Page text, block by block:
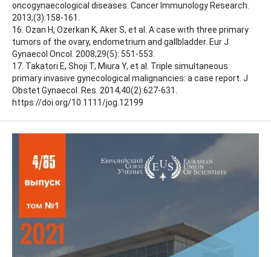
oncogynaecological diseases. Cancer Immunology Research.
2013;(3):158-161.
16. Ozan H, Ozerkan K, Aker S, et al. A case with three primary
tumors of the ovary, endometrium and gallbladder. Eur J
Gynaecol Oncol. 2008;29(5): 551-553.
17. Takatori E, Shoji T, Miura Y, et al. Triple simultaneous
primary invasive gynecological malignancies: a case report. J
Obstet Gynaecol. Res. 2014;40(2):627-631.
https://doi.org/10.1111/jog.12199